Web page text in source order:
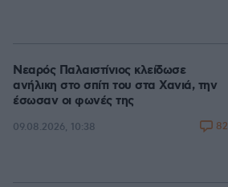
Νεαρός Παλαιστίνιος κλείδωσε
ανήλικη στο σπίτι του στα Χανιά, την
έσωσαν οι φωνές της
09.08.2026, 10:38 82